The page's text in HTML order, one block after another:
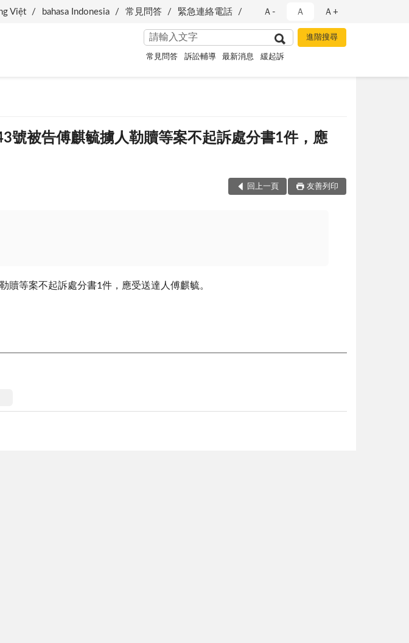
Việt bahasa Indonesia 常見問答 緊急連絡電話 Ａ- Ａ Ａ+
常見問答 訴訟輔導 最新消息 緩起訴
號被告傅麒毓擄人勒贖等案不起訴處分書1件，應
回上一頁 友善列印
贖等案不起訴處分書1件，應受送達人傅麒毓。